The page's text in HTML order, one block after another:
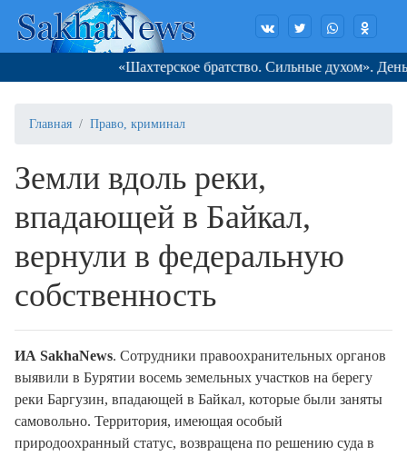
«Шахтерское братство. Сильные духом». День
Главная Право, криминал
Земли вдоль реки,
впадающей в Байкал,
вернули в федеральную
собственность
ИА SakhaNews. Сотрудники правоохранительных органов
выявили в Бурятии восемь земельных участков на берегу
реки Баргузин, впадающей в Байкал, которые были заняты
самовольно. Территория, имеющая особый
природоохранный статус, возвращена по решению суда в